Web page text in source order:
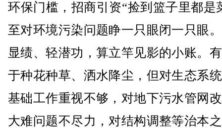
环保门槛，招商引资“捡到篮子里都是
至对环境污染问题睁一只眼闭一只眼
显绩、轻潜功，算立竿见影的小账。
于种花种草、洒水降尘，但对生态系
基础工作重视不够，对地下污水管网
大难问题不尽力，对结构调整等治本